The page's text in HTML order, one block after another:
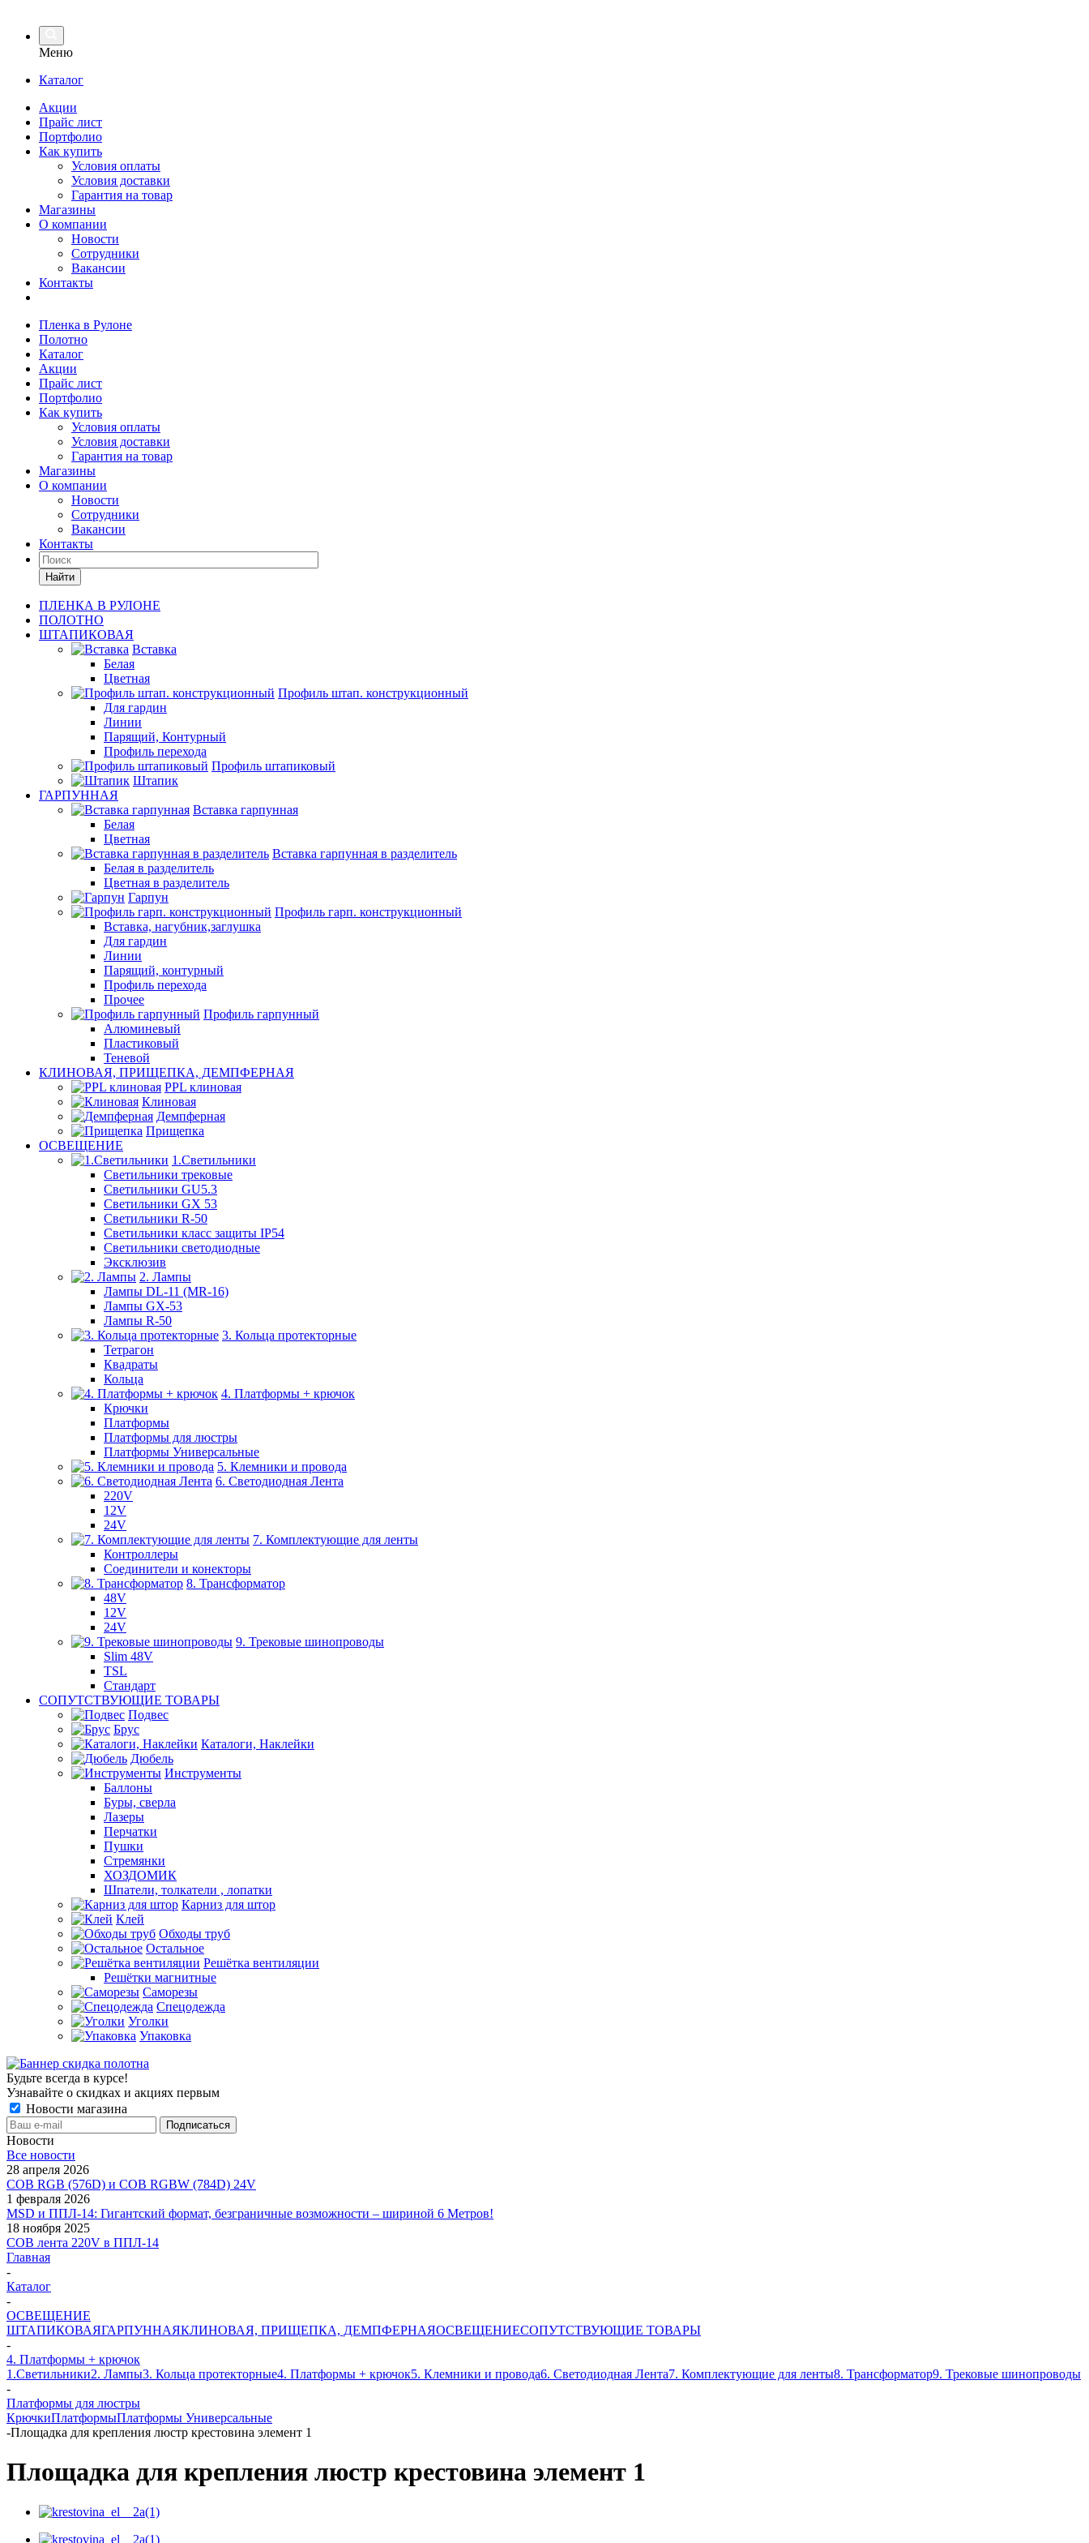
Меню
Каталог
Акции
Прайс лист
Портфолио
Как купить
Условия оплаты
Условия доставки
Гарантия на товар
Магазины
О компании
Новости
Сотрудники
Вакансии
Контакты
Пленка в Рулоне
Полотно
Каталог
Акции
Прайс лист
Портфолио
Как купить
Условия оплаты
Условия доставки
Гарантия на товар
Магазины
О компании
Новости
Сотрудники
Вакансии
Контакты
Найти
ПЛЕНКА В РУЛОНЕ
ПОЛОТНО
ШТАПИКОВАЯ
Вставка
Белая
Цветная
Профиль штап. конструкционный
Для гардин
Линии
Парящий, Контурный
Профиль перехода
Профиль штапиковый
Штапик
ГАРПУННАЯ
Вставка гарпунная
Белая
Цветная
Вставка гарпунная в разделитель
Белая в разделитель
Цветная в разделитель
Гарпун
Профиль гарп. конструкционный
Вставка, нагубник,заглушка
Для гардин
Линии
Парящий, контурный
Профиль перехода
Прочее
Профиль гарпунный
Алюминевый
Пластиковый
Теневой
КЛИНОВАЯ, ПРИЩЕПКА, ДЕМПФЕРНАЯ
PPL клиновая
Клиновая
Демпферная
Прищепка
ОСВЕЩЕНИЕ
1.Светильники
Светильники трековые
Светильники GU5.3
Светильники GX 53
Светильники R-50
Светильники класс защиты IP54
Светильники светодиодные
Эксклюзив
2. Лампы
Лампы DL-11 (MR-16)
Лампы GX-53
Лампы R-50
3. Кольца протекторные
Тетрагон
Квадраты
Кольца
4. Платформы + крючок
Крючки
Платформы
Платформы для люстры
Платформы Универсальные
5. Клемники и провода
6. Светодиодная Лента
220V
12V
24V
7. Комплектующие для ленты
Контроллеры
Соединители и конекторы
8. Трансформатор
48V
12V
24V
9. Трековые шинопроводы
Slim 48V
TSL
Стандарт
СОПУТСТВУЮЩИЕ ТОВАРЫ
Подвес
Брус
Каталоги, Наклейки
Дюбель
Инструменты
Баллоны
Буры, сверла
Лазеры
Перчатки
Пушки
Стремянки
ХОЗДОМИК
Шпатели, толкатели , лопатки
Карниз для штор
Клей
Обходы труб
Остальное
Решётка вентиляции
Решётки магнитные
Саморезы
Спецодежда
Уголки
Упаковка
Будьте всегда в курсе!
Узнавайте о скидках и акциях первым
Новости магазина
Новости
Все новости
28 апреля 2026
COB RGB (576D) и COB RGBW (784D) 24V
1 февраля 2026
MSD и ППЛ-14: Гигантский формат, безграничные возможности – шириной 6 Метров!
18 ноября 2025
COB лента 220V в ППЛ-14
Главная
-
Каталог
-
ОСВЕЩЕНИЕ
ШТАПИКОВАЯГАРПУННАЯКЛИНОВАЯ, ПРИЩЕПКА, ДЕМПФЕРНАЯОСВЕЩЕНИЕСОПУТСТВУЮЩИЕ ТОВАРЫ
-
4. Платформы + крючок
1.Светильники2. Лампы3. Кольца протекторные4. Платформы + крючок5. Клемники и провода6. Светодиодная Лента7. Комплектующие для ленты8. Трансформатор9. Трековые шинопроводы
-
Платформы для люстры
КрючкиПлатформыПлатформы Универсальные
-Площадка для крепления люстр крестовина элемент 1
Площадка для крепления люстр крестовина элемент 1